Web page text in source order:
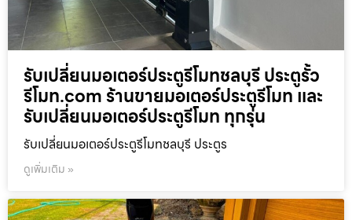
รับเปลี่ยนมอเตอร์ประตูรีโมทชลบุรี ประตูรั้ว
รีโมท.com ร้านขายมอเตอร์ประตูรีโมท และ
รับเปลี่ยนมอเตอร์ประตูรีโมท ทุกรุ่น
รับเปลี่ยนมอเตอร์ประตูรีโมทชลบุรี ประตูร
ดูเพิ่มเติม »